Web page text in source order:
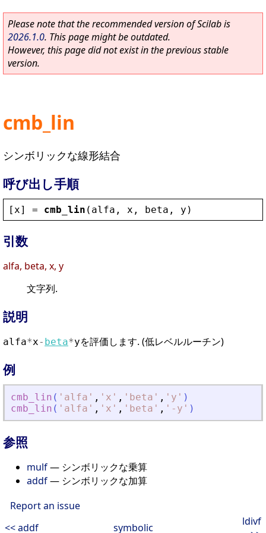
Please note that the recommended version of Scilab is
2026.1.0. This page might be outdated.
However, this page did not exist in the previous stable
version.
cmb_lin
シンボリックな線形結合
呼び出し手順
[ x] = cmb_lin ( alfa , x , beta , y )
引数
alfa, beta, x, y
文字列.
説明
alfa*x- beta*yを評価します. (低レベルルーチン)
例
cmb_lin ( ' alfa ' , ' x ' , ' beta ' , ' y ' )
cmb_lin ( ' alfa ' , ' x ' , ' beta ' , ' -y ' )
参照
mulf— シンボリックな乗算
addf— シンボリックな加算
Report an issue
<< addf
symbolic
ldivf